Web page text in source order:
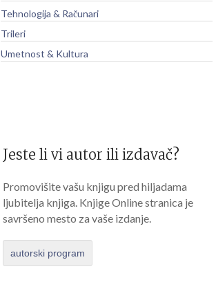
Tehnologija & Računari
Trileri
Umetnost & Kultura
Jeste li vi autor ili izdavač?
Promovišite vašu knjigu pred hiljadama
ljubitelja knjiga. Knjige Online stranica je
savršeno mesto za vaše izdanje.
autorski program